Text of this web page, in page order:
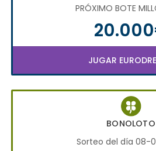
PRÓXIMO BOTE
JUGAR
BONOLOTO
Sorteo del día 08-